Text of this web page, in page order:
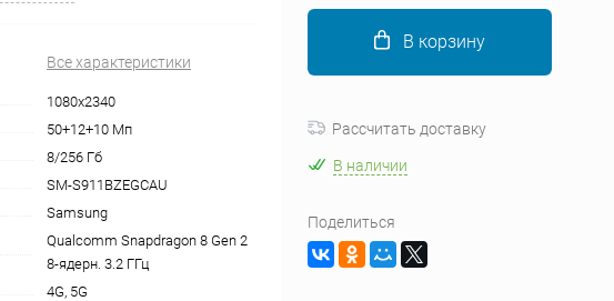
Все характеристики
1080х2340
50+12+10 Мп
8/256 Гб
SM-S911BZEGCAU
Samsung
Qualcomm Snapdragon 8 Gen 2
8-ядерн. 3.2 ГГц
4G, 5G
В корзину
Рассчитать доставку
В наличии
Поделиться